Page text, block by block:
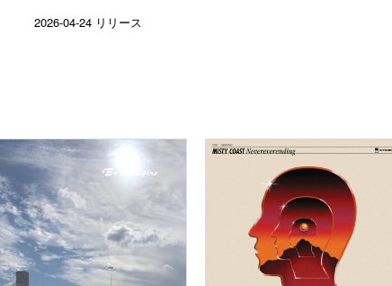
2026-04-24 リリース